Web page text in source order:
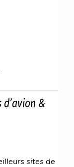
&
sites de